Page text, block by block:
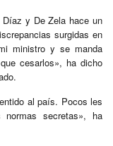
y De Zela hace un
surgidas en
ministro y se manda
cesarlos», ha dicho
al país. Pocos les
secretas», ha